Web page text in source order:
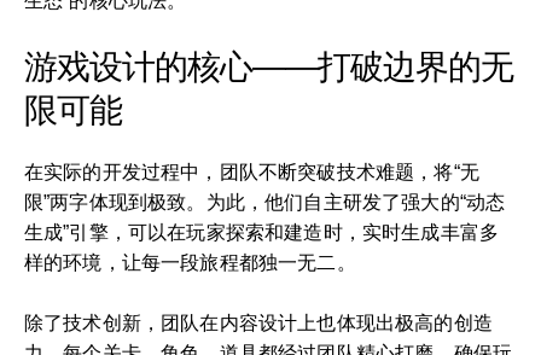
游戏设计的核心——打破边界的无
限可能
在实际的开发过程中，团队不断突破技术难题，将“无
限”两字体现到极致。为此，他们自主研发了强大的“动态
生成”引擎，可以在玩家探索和建造时，实时生成丰富多
样的环境，让每一段旅程都独一无二。
除了技术创新，团队在内容设计上也体现出极高的创造